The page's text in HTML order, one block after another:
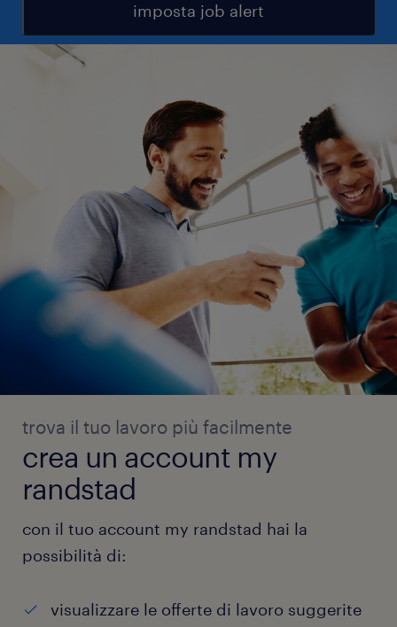
imposta job alert
trova il tuo lavoro più facilmente
crea un account my
randstad
con il tuo account my randstad hai la
possibilità di:
visualizzare le offerte di lavoro suggerite